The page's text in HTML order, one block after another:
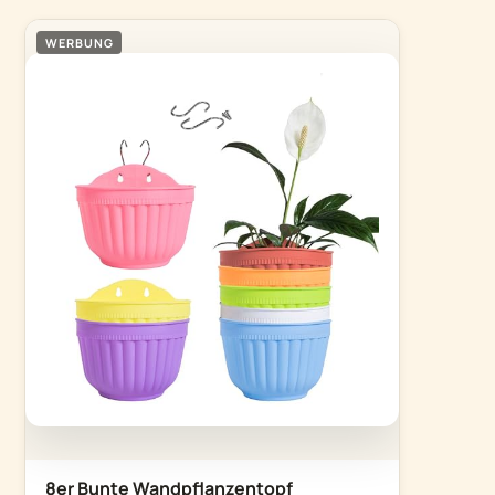
WERBUNG
8er Bunte Wandpflanzentopf